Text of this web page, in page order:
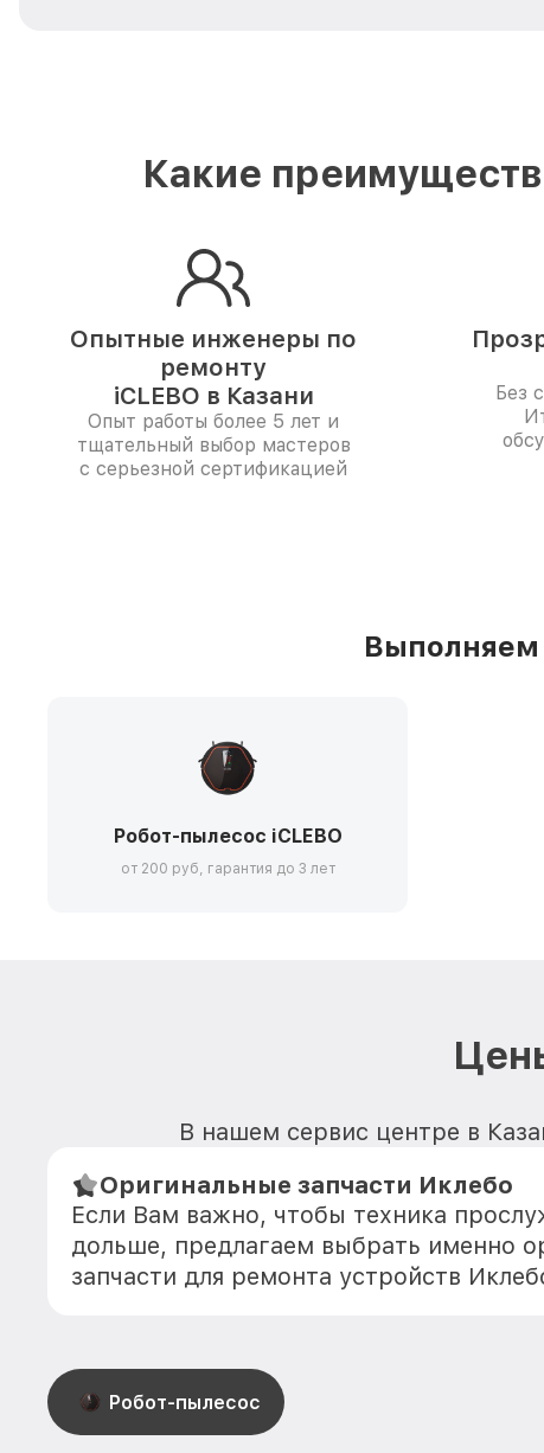
Какие
Опытные инженеры по
ремонту
iCLEBO в Казани
Опыт работы более 5 лет и
тщательный выбор мастеров
с серьезной сертификацией
Без
Выполняем
Робот-пылесос iCLEBO
от 200 руб, гарантия до 3 лет
В нашем сервис центре в
Оригинальные запчасти Иклебо
Если Вам важно, чтобы техника
дольше, предлагаем выбрать именно
запчасти для ремонта устройств
Робот-пылесос